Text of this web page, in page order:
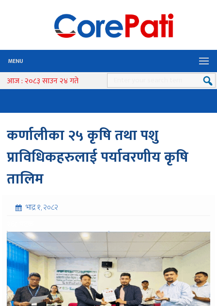
MENU
आज : २०८३ साउन २४ गते
कर्णालीका २५ कृषि तथा पशु
प्राविधिकहरुलाई पर्यावरणीय कृषि
तालिम
भाद्र १, २०८२